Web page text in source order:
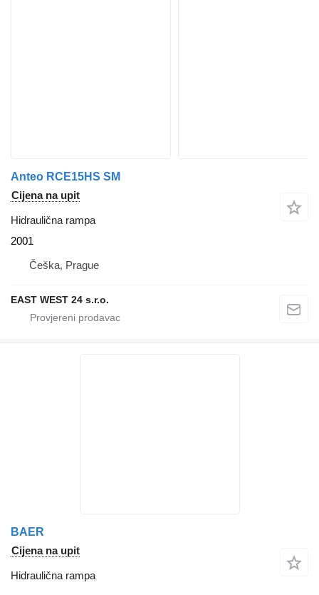
Anteo RCE15HS SM
Cijena na upit
Hidraulična rampa
2001
Češka, Prague
EAST WEST 24 s.r.o.
BAER
Cijena na upit
Hidraulična rampa